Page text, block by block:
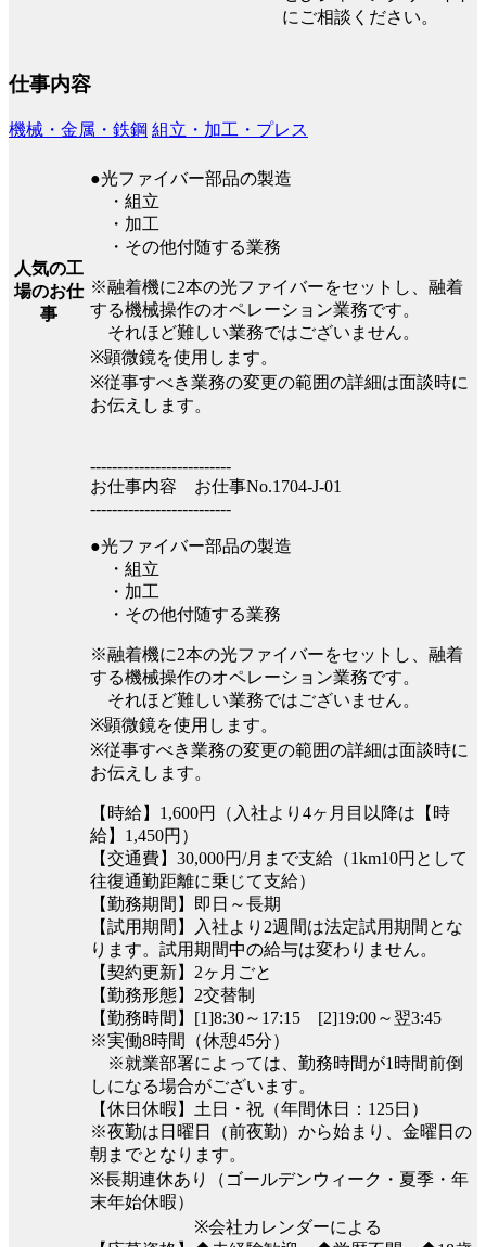
にご相談ください。
仕事内容
機械・金属・鉄鋼 組立・加工・プレス
人気の工
場のお仕
事
●光ファイバー部品の製造
・組立
・加工
・その他付随する業務
※融着機に2本の光ファイバーをセットし、融着
する機械操作のオペレーション業務です。
それほど難しい業務ではございません。
※顕微鏡を使用します。
※従事すべき業務の変更の範囲の詳細は面談時に
お伝えします。
--------------------------
お仕事内容 お仕事No.1704-J-01
--------------------------
●光ファイバー部品の製造
・組立
・加工
・その他付随する業務
※融着機に2本の光ファイバーをセットし、融着
する機械操作のオペレーション業務です。
それほど難しい業務ではございません。
※顕微鏡を使用します。
※従事すべき業務の変更の範囲の詳細は面談時に
お伝えします。
【時給】1,600円（入社より4ヶ月目以降は【時
給】1,450円）
【交通費】30,000円/月まで支給（1km10円として
往復通勤距離に乗じて支給）
【勤務期間】即日～長期
【試用期間】入社より2週間は法定試用期間とな
ります。試用期間中の給与は変わりません。
【契約更新】2ヶ月ごと
【勤務形態】2交替制
【勤務時間】[1]8:30～17:15 [2]19:00～翌3:45
※実働8時間（休憩45分）
※就業部署によっては、勤務時間が1時間前倒
しになる場合がございます。
【休日休暇】土日・祝（年間休日：125日）
※夜勤は日曜日（前夜勤）から始まり、金曜日の
朝までとなります。
※長期連休あり（ゴールデンウィーク・夏季・年
末年始休暇）
※会社カレンダーによる